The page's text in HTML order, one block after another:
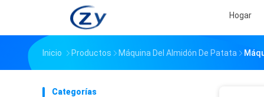
Hogar
Inicio Productos Máquina Del Almidón De Patata
Categorías